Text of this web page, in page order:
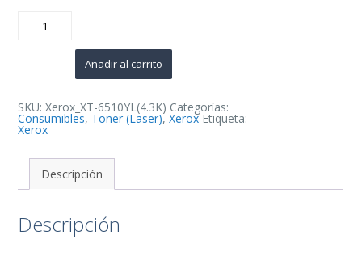
Phaser
Generico
-
Reemplaza
Añadir al carrito
SKU:Xerox_XT-6510YL(4.3K) Categorías:
Consumibles, Toner (Laser),Xerox Etiqueta:
Xerox
Descripción
Descripción